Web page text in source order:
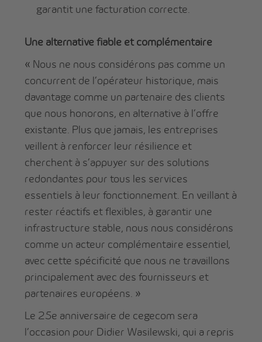
garantit une facturation correcte.
Une alternative fiable et complémentaire
« Nous ne nous considérons pas comme un
concurrent de l’opérateur historique, mais
davantage comme un partenaire des clients
que nous honorons, en alternative à l’offre
existante. Plus que jamais, les entreprises
veillent à renforcer leur résilience et
cherchent à s’appuyer sur des solutions
redondantes pour tous les services
essentiels à leur fonctionnement. En veillant à
rester réactifs et flexibles, à garantir une
infrastructure stable, nous nous considérons
comme un acteur complémentaire essentiel,
avec cette spécificité que nous ne travaillons
principalement avec des fournisseurs et
partenaires européens. »
Le 25e anniversaire de cegecom sera
l’occasion pour Didier Wasilewski, qui a repris